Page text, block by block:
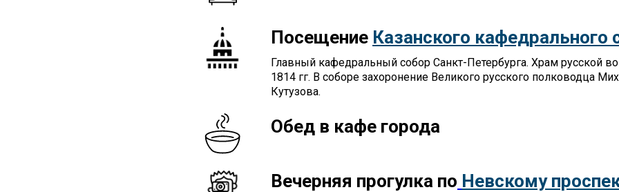
Посещение Казанского кафедрального
Главный кафедральный собор Санкт-Петербурга. Храм русской
1814 гг. В соборе захоронение Великого русского полководца
Кутузова.
Обед в кафе города
Вечерняя прогулка по Невскому